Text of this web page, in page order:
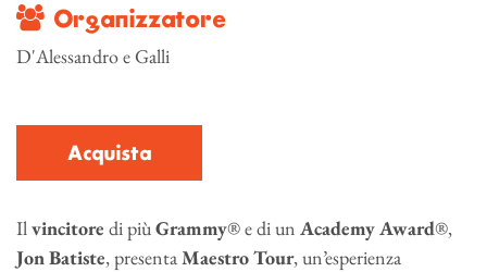
Organizzatore
D'Alessandro e Galli
Acquista
Ilvincitore di piùGrammy® e di un AcademyAward®,
JonBatiste, presentaMaestroTour, un’esperienza